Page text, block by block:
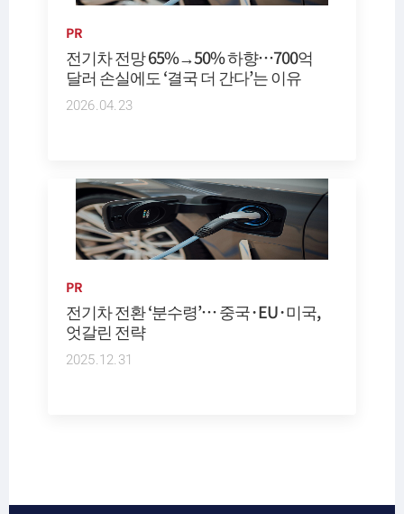
PR
전기차 전망 65%→50% 하향…700억
달러 손실에도 ‘결국 더 간다’는 이유
2026.04.23
PR
전기차 전환 ‘분수령’… 중국·EU·미국,
엇갈린 전략
2025.12.31